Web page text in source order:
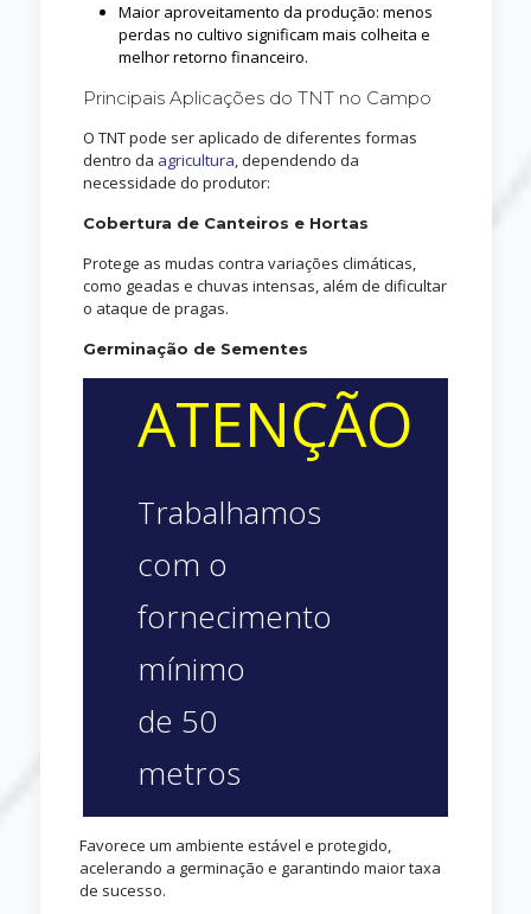
Maior aproveitamento da produção: menos
perdas no cultivo significam mais colheita e
melhor retorno financeiro.
Principais Aplicações do TNT no Campo
O TNT pode ser aplicado de diferentes formas
dentro da agricultura, dependendo da
necessidade do produtor:
Cobertura de Canteiros e Hortas
Protege as mudas contra variações climáticas,
como geadas e chuvas intensas, além de dificultar
o ataque de pragas.
Germinação de Sementes
ATENÇÃO
Trabalhamos
com o
fornecimento
mínimo
de 50
metros
Favorece um ambiente estável e protegido,
acelerando a germinação e garantindo maior taxa
de sucesso.